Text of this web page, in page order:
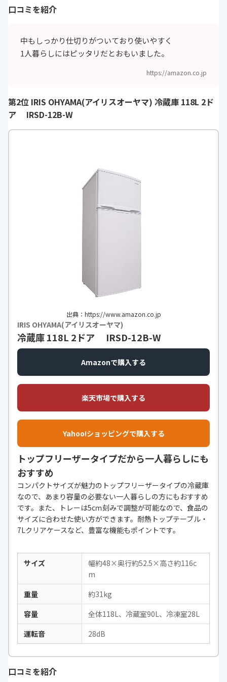
口コミを紹介
中もしっかり仕切りがついており使いやすく
1人暮らしにはピッタリだとおもいました。
https://amazon.co.jp
第2位 IRIS OHYAMA(アイリスオーヤマ) 冷蔵庫 118L 2ド
ア IRSD-12B-W
出典：https://www.amazon.co.jp
IRIS OHYAMA(アイリスオーヤマ)
冷蔵庫 118L 2ドア IRSD-12B-W
Amazonで購入する
楽天市場で購入する
Yahoo!ショッピングで購入する
トップフリーザータイプだから一人暮らしにも
おすすめ
コンパクトサイズが魅力のトップフリーザータイプの冷蔵庫
なので、あまり容量の必要ない一人暮らしの方にもおすすめ
です。また、トレーは5cｍ刻みで調整が可能なので、食品の
サイズに合わせた使い方ができます。耐熱トップテーブル・
7Lクリアケースなど、豊富な機能もポイントです。
サイズ
幅約48×奥行約52.5×高さ約116c
m
重量
約31kg
容量
全体118L、冷蔵室90L、冷凍室28L
運転音
28dB
口コミを紹介